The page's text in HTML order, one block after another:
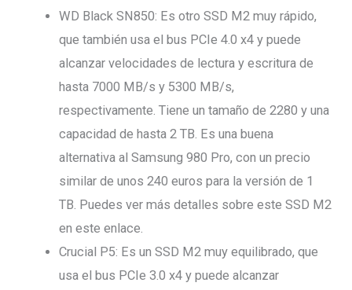
WD Black SN850: Es otro SSD M2 muy rápido,
que también usa el bus PCIe 4.0 x4 y puede
alcanzar velocidades de lectura y escritura de
hasta 7000 MB/s y 5300 MB/s,
respectivamente. Tiene un tamaño de 2280 y una
capacidad de hasta 2 TB. Es una buena
alternativa al Samsung 980 Pro, con un precio
similar de unos 240 euros para la versión de 1
TB. Puedes ver más detalles sobre este SSD M2
en este enlace.
Crucial P5: Es un SSD M2 muy equilibrado, que
usa el bus PCIe 3.0 x4 y puede alcanzar